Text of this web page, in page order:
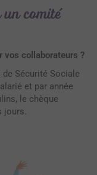
comité
vos collaborateurs ?
Sécurité Sociale
et par année
le chèque
jours.